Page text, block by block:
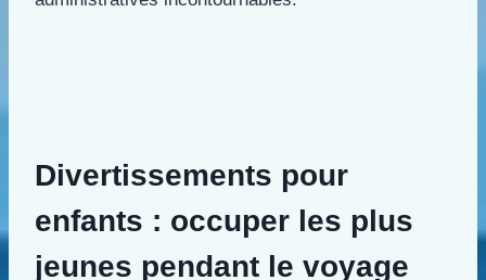
Divertissements pour
enfants : occuper les plus
jeunes pendant le voyage